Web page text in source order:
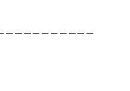
ーーーーーーーーーー